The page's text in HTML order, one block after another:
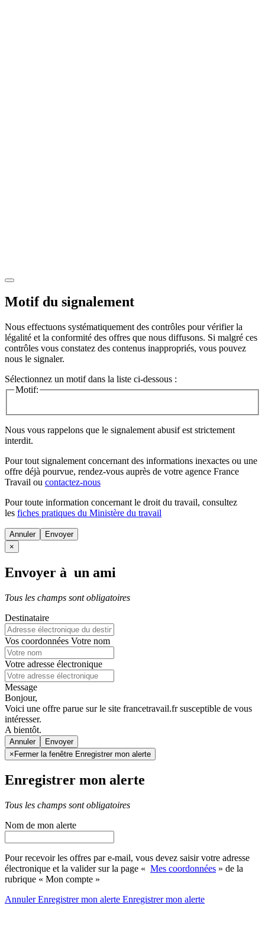
Motif du signalement
Nous effectuons systématiquement des contrôles pour vérifier la
légalité et la conformité des offres que nous diffusons. Si malgré ces
contrôles vous constatez des contenus inappropriés, vous pouvez
nous le signaler.
Sélectionnez un motif dans la liste ci-dessous :
Motif:
Nous vous rappelons que le signalement abusif est strictement
interdit.
Pour tout signalement concernant des informations inexactes ou une
offre déjà pourvue, rendez-vous auprès de votre agence France
Travail ou contactez-nous
Pour toute information concernant le droit du travail, consultez
les fiches pratiques du Ministère du travail
Annuler
×
Envoyer à un ami
Tous les champs sont obligatoires
Destinataire
Vos coordonnées Votre nom
Votre adresse électronique
Message
Bonjour,
Voici une offre parue sur le site francetravail.fr susceptible de vous
intéresser.
A bientôt.
Annuler
× Fermer la fenêtre Enregistrer mon alerte
Enregistrer mon alerte
Tous les champs sont obligatoires
Nom de mon alerte
Pour recevoir les offres par e-mail, vous devez saisir votre adresse
électronique et la valider sur la page « Mes coordonnées » de la
rubrique « Mon compte »
AnnulerEnregistrer mon alerte Enregistrermon alerte